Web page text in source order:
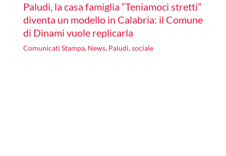
Paludi, la casa famiglia “Teniamoci stretti”
diventa un modello in Calabria: il Comune
di Dinami vuole replicarla
Comunicati Stampa, News, Paludi,sociale